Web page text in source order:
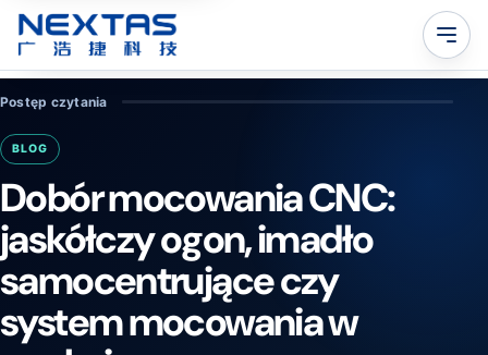
Postęp czytania
BLOG
Dobór mocowania CNC:
jaskółczy ogon, imadło
samocentrujące czy
system mocowania w